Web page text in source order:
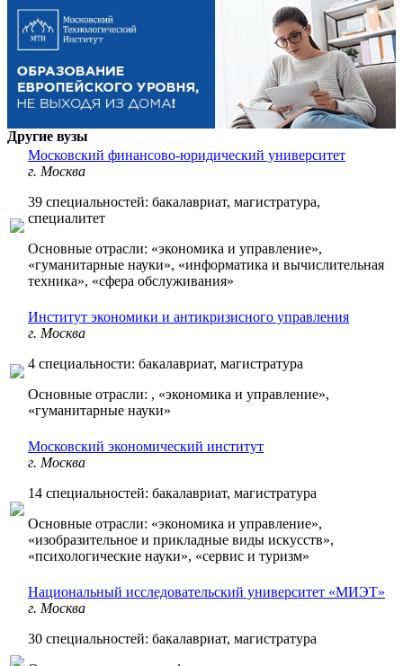
Другие вузы
Московский финансово-юридический университет
г. Москва
39 специальностей: бакалавриат, магистратура,
специалитет
Основные отрасли: «экономика и управление»,
«гуманитарные науки», «информатика и вычислительная
техника», «сфера обслуживания»
Институт экономики и антикризисного управления
г. Москва
4 специальности: бакалавриат, магистратура
Основные отрасли: , «экономика и управление»,
«гуманитарные науки»
Московский экономический институт
г. Москва
14 специальностей: бакалавриат, магистратура
Основные отрасли: «экономика и управление»,
«изобразительное и прикладные виды искусств»,
«психологические науки», «сервис и туризм»
Национальный исследовательский университет «МИЭТ»
г. Москва
30 специальностей: бакалавриат, магистратура